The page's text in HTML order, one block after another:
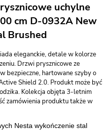
uchylne
cm D-0932A New
Brushed
eleganckie, detale w kolorze
Drzwi prysznicowe ze
bezpieczne, hartowane szyby o
Shield 2.0. Produkt może być
Kolekcja objęta 3-letnim
zamówienia produktu także w
Nesta wykończenie stal